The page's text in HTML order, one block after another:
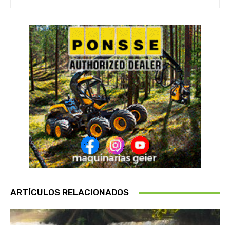
ARTÍCULOS RELACIONADOS